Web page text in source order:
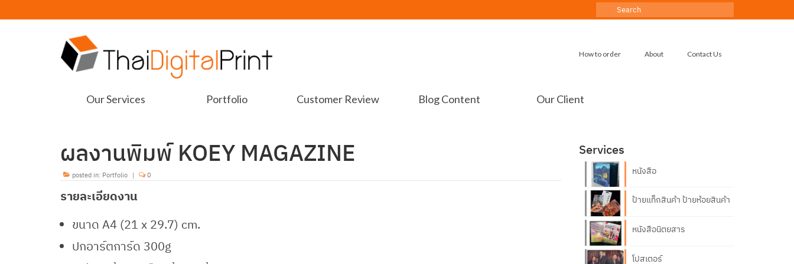
Search
How to order About Contact Us
Our Services Portfolio Customer Review Blog Content Our Client
ผลงานพิมพ์ KOEY MAGAZINE
posted in: Portfolio | 0
รายละเอียดงาน
ขนาด A4 (21 x 29.7) cm.
ปกอาร์ตการ์ด 300g
Services
หนังสือ
ป้ายแท็กสินค้า ป้ายห้อยสินค้า
หนังสือนิตยสาร
โปสเตอร์